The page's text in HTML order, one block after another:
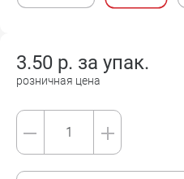
3.50 р. за упак.
розничная цена